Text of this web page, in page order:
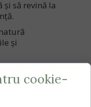
să revină la
și
gâtul,
cookie-